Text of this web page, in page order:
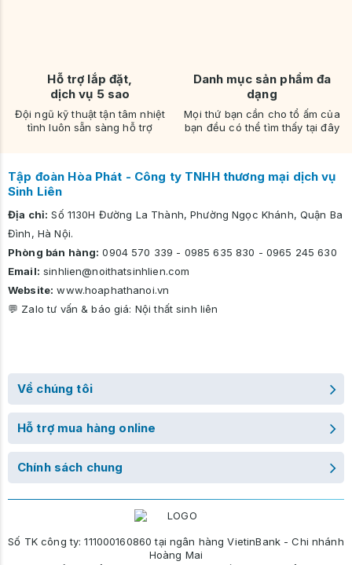
Hỗ trợ lắp đặt,
dịch vụ 5 sao
Đội ngũ kỹ thuật tận tâm nhiệt
tình luôn sẵn sàng hỗ trợ
Danh mục sản phẩm đa
dạng
Mọi thứ bạn cần cho tổ ấm của
bạn đều có thể tìm thấy tại đây
Tập đoàn Hòa Phát - Công ty TNHH thương mại dịch vụ
Sinh Liên
Địa chỉ: Số 1130H Đường La Thành, Phường Ngọc Khánh, Quận Ba
Đình, Hà Nội.
Phòng bán hàng: 0904 570 339 - 0985 635 830 - 0965 245 630
Email: sinhlien@noithatsinhlien.com
Website: www.hoaphathanoi.vn
💬 Zalo tư vấn & báo giá: Nội thất sinh liên
Về chúng tôi
Hỗ trợ mua hàng online
Chính sách chung
Số TK công ty: 111000160860 tại ngân hàng VietinBank - Chi nhánh
Hoàng Mai